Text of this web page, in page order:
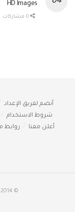
HD Images
أنضم لفريق الإعداد
شروط الاستخدام
أعلن معنا
روابط
© 2014 - 2020 نولوجي -